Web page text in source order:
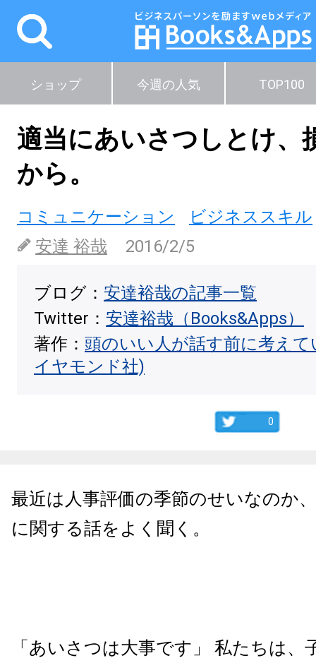
ショップ 今週の人気 TOP100
適当にあいさつしとけ、
から。
コミュニケーション
ビジネススキル
安達 裕哉
2016/2/5
ブログ： 安達裕哉の記事一覧
Twitter： 安達裕哉（Books&Apps）
著作： 頭のいい人が話す前に考え
イヤモンド社)
0
最近は人事評価の季節のせいなのか
に関する話をよく聞く。
「あいさつは大事です」 私たちは、